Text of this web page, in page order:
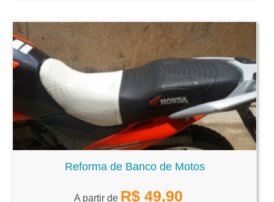
Reforma de Banco de Motos
A partir de R$ 49,90